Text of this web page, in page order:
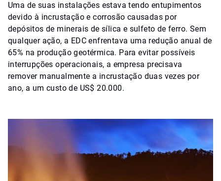
Uma de suas instalações estava tendo entupimentos
devido à incrustação e corrosão causadas por
depósitos de minerais de sílica e sulfeto de ferro. Sem
qualquer ação, a EDC enfrentava uma redução anual de
65% na produção geotérmica. Para evitar possíveis
interrupções operacionais, a empresa precisava
remover manualmente a incrustação duas vezes por
ano, a um custo de US$ 20.000.